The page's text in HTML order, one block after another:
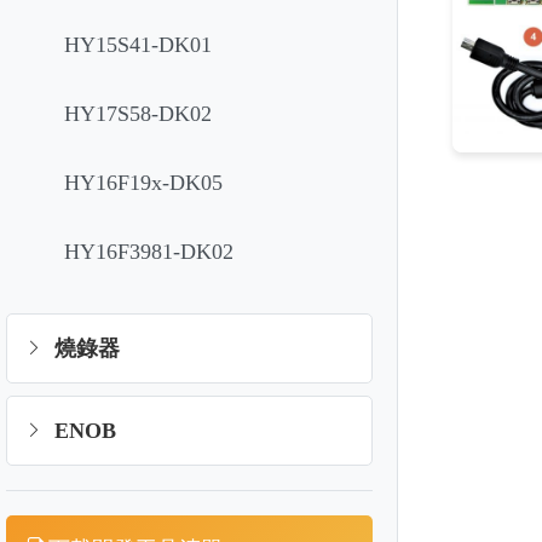
HY15S41-DK01
HY17S58-DK02
HY16F19x-DK05
HY16F3981-DK02
燒錄器
ENOB